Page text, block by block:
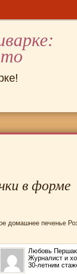
в форме
домашнее печенье
Любовь
Журналист и
30-летним